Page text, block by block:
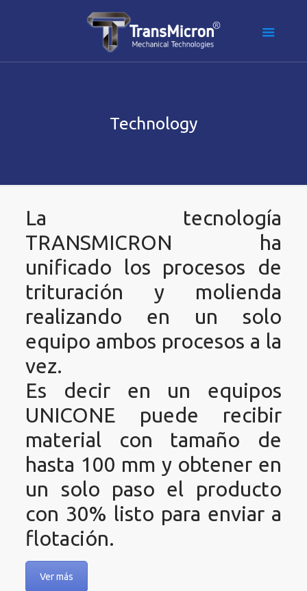
Technology
La tecnología
TRANSMICRON ha
unificado los procesos de
trituración y molienda
realizando en un solo
equipo ambos procesos a la
vez.
Es decir en un equipos
UNICONE puede recibir
material con tamaño de
hasta 100 mm y obtener en
un solo paso el producto
con 30% listo para enviar a
flotación.
Ver más